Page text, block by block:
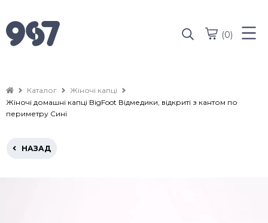
(0)
Каталог
Жіночі капці
Жіночі домашні капці BigFoot Відмедики, відкриті з кантом по
периметру Сині
НАЗАД